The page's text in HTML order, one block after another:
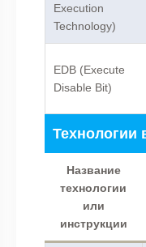
Execution
Technology)
EDB (Execute
Disable Bit)
Технологии
Название
технологии
или
инструкции